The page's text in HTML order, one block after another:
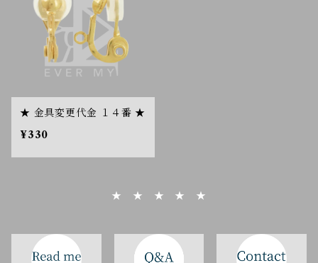
★ 金具変更代金 １４番 ★
¥330
★ ★ ★ ★ ★